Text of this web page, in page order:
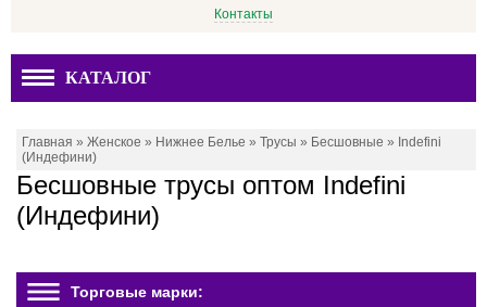
Контакты
КАТАЛОГ
Главная » Женское » Нижнее Белье » Трусы » Бесшовные » Indefini
(Индефини)
Бесшовные трусы оптом Indefini
(Индефини)
Торговые марки: